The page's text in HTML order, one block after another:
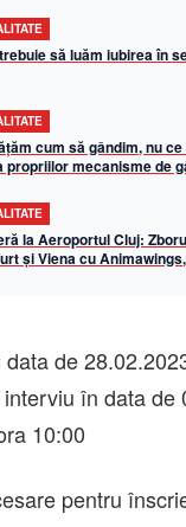
să luăm iubirea în
cum să gândim, nu
propriilor mecanisme de
la Aeroportul Cluj:
și Viena cu
de
în data de
10:00
pentru